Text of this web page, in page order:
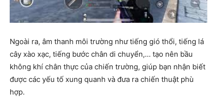
Ngoài ra, âm thanh môi trường như tiếng gió thổi, tiếng lá
cây xào xạc, tiếng bước chân di chuyển,… tạo nên bầu
không khí chân thực của chiến trường, giúp bạn nhận biết
được các yếu tố xung quanh và đưa ra chiến thuật phù
hợp.